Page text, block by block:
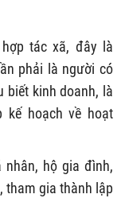
tác xã, đây là
phải là người có
biết kinh doanh, là
kế hoạch về hoạt
nhân, hộ gia đình,
tham gia thành lập